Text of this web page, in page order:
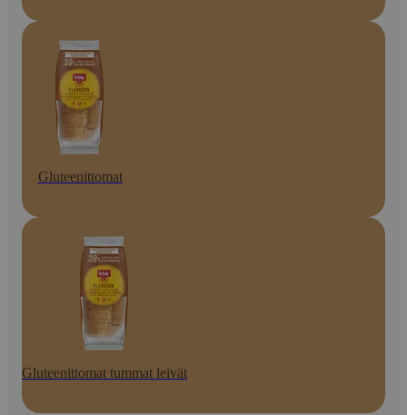
Gluteenittomat
Gluteenittomat tummat leivät